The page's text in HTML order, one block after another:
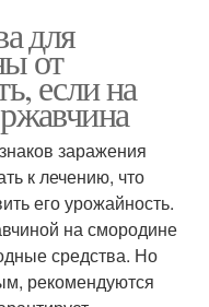
для
от
если на
заражения
к лечению, что
его урожайность.
на смородине
средства. Но
рекомендуются